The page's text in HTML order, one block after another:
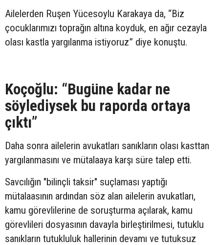
Ailelerden Ruşen Yücesoylu Karakaya da, “Biz
çocuklarımızı toprağın altına koyduk, en ağır cezayla
olası kastla yargılanma istiyoruz” diye konuştu.
Koçoğlu: “Bugüne kadar ne
söylediysek bu raporda ortaya
çıktı”
Daha sonra ailelerin avukatları sanıkların olası kasttan
yargılanmasını ve mütalaaya karşı süre talep etti.
Savcılığın "bilinçli taksir" suçlaması yaptığı
mütalaasının ardından söz alan ailelerin avukatları,
kamu görevlilerine de soruşturma açılarak, kamu
görevlileri dosyasının davayla birleştirilmesi, tutuklu
sanıkların tutukluluk hallerinin devamı ve tutuksuz